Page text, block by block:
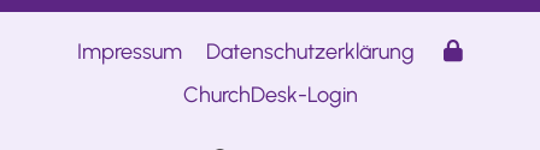
Impressum
Datenschutzerklärung
ChurchDesk-Login